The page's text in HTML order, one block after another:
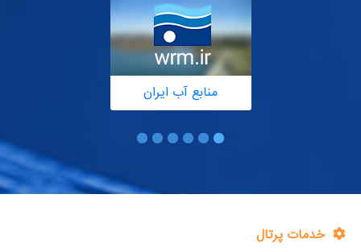
منابع آب ایران
خدمات پرتال